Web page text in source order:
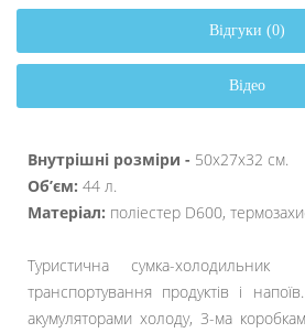
Відгуки (0)
Відео
Внутрішні розміри - 50х27х32 см.
Об’єм: 44 л.
Матеріал: поліестер D600,
Туристична сумка-
транспортування продуктів і
акумуляторами холоду, 3-ма